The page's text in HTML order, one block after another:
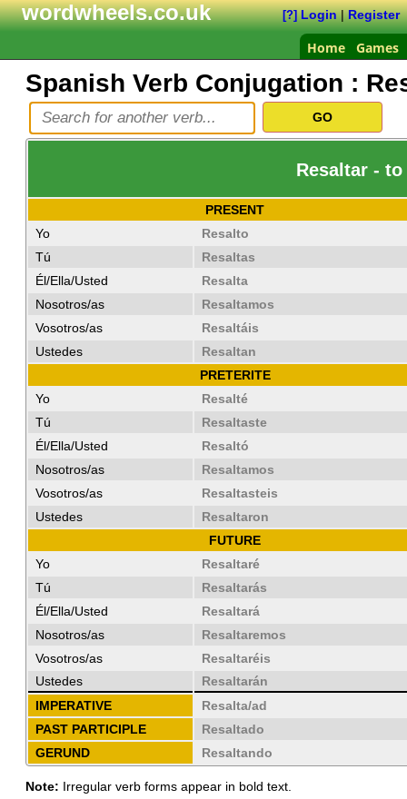
wordwheels.co.uk [?] Login|Register
Home Games
Spanish Verb Conjugation :
Resaltar -
PRESENT
Yo
Resalto
Tú
Resaltas
Él/Ella/Usted
Resalta
Nosotros/as
Resaltamos
Vosotros/as
Resaltáis
Ustedes
Resaltan
PRETERITE
Yo
Resalté
Tú
Resaltaste
Él/Ella/Usted
Resaltó
Nosotros/as
Resaltamos
Vosotros/as
Resaltasteis
Ustedes
Resaltaron
FUTURE
Yo
Resaltaré
Tú
Resaltarás
Él/Ella/Usted
Resaltará
Nosotros/as
Resaltaremos
Vosotros/as
Resaltaréis
Ustedes
Resaltarán
IMPERATIVE
Resalta/ad
PAST PARTICIPLE
Resaltado
GERUND
Resaltando
Note: Irregular verb forms appear in bold text.